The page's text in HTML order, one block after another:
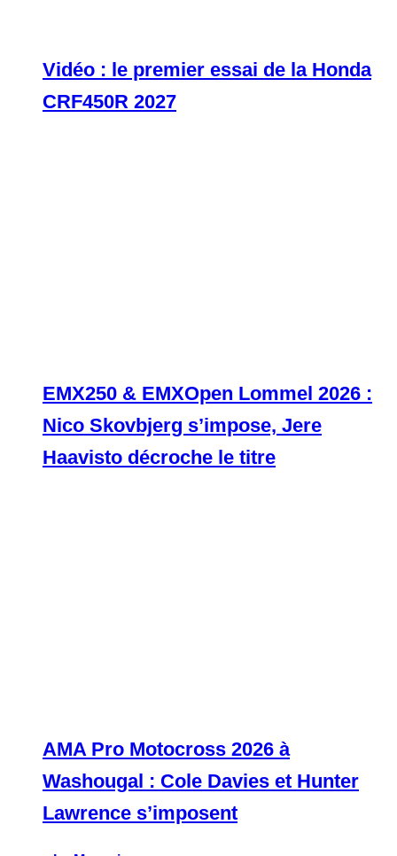
Vidéo : le premier essai de la Honda
CRF450R 2027
EMX250 & EMXOpen Lommel 2026 :
Nico Skovbjerg s’impose, Jere
Haavisto décroche le titre
AMA Pro Motocross 2026 à
Washougal : Cole Davies et Hunter
Lawrence s’imposent